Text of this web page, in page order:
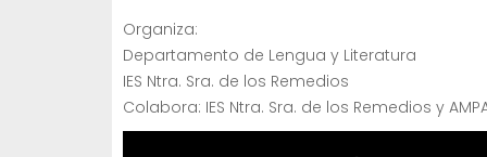
Organiza:
Departamento de Lengua y Literatura
IES Ntra. Sra. de los Remedios
Colabora: IES Ntra. Sra. de los Remedios y